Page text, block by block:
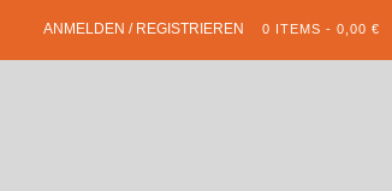
ANMELDEN / REGISTRIEREN 0 ITEMS - 0,00 €